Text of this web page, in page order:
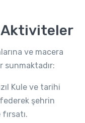
Aktiviteler
ve macera
Kule ve tarihi
şehrin